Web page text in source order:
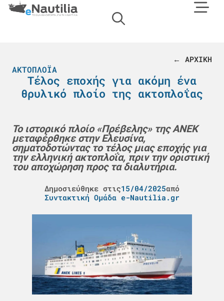
← ΑΡΧΙΚΗ
ΑΚΤΟΠΛΟΪΑ
Τέλος εποχής για ακόμη ένα
θρυλικό πλοίο της ακτοπλοΐας
Το ιστορικό πλοίο «Πρέβελης» της ΑΝΕΚ
μεταφέρθηκε στην Ελευσίνα,
σηματοδοτώντας το τέλος μιας εποχής για
την ελληνική ακτοπλοΐα, πριν την οριστική
του αποχώρηση προς τα διαλυτήρια.
Δημοσιεύθηκε στις15/04/2025από
Συντακτική Ομάδα e-Nautilia.gr